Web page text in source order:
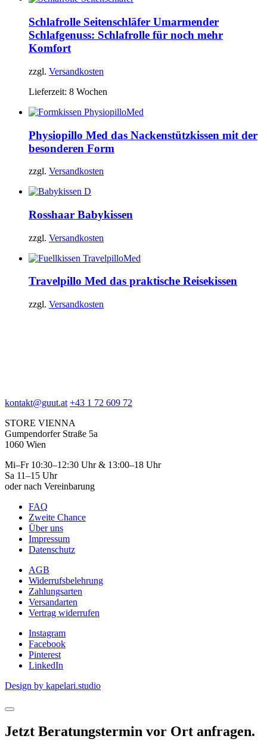
Schlafrolle Seitenschläfer Umarmender
Schlafgenuss: Schlafrolle für noch mehr
Komfort
zzgl. Versandkosten
Lieferzeit: 8 Wochen
Physiopillo Med das Nackenstützkissen mit der
besonderen Form
zzgl. Versandkosten
Rosshaar Babykissen
zzgl. Versandkosten
Travelpillo Med das praktische Reisekissen
zzgl. Versandkosten
kontakt@guut.at +43 1 72 609 72
STORE VIENNA
Gumpendorfer Straße 5a
1060 Wien
Mi–Fr 10:30–12:30 Uhr & 13:00–18 Uhr
Sa 11–15 Uhr
oder nach Vereinbarung
FAQ
Zweite Chance
Über uns
Impressum
Datenschutz
AGB
Widerrufsbelehrung
Zahlungsarten
Versandarten
Vertrag widerrufen
Instagram
Facebook
Pinterest
LinkedIn
Design by kapelari.studio
Jetzt Beratungstermin vor Ort anfragen.